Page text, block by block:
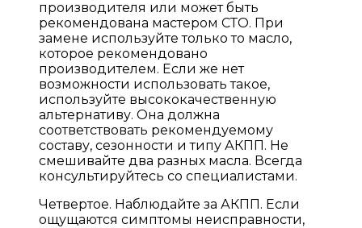
производителя или может быть
рекомендована мастером СТО. При
замене используйте только то масло,
которое рекомендовано
производителем. Если же нет
возможности использовать такое,
используйте высококачественную
альтернативу. Она должна
соответствовать рекомендуемому
составу, сезонности и типу АКПП. Не
смешивайте два разных масла. Всегда
консультируйтесь со специалистами.
Четвертое. Наблюдайте за АКПП. Если
ощущаются симптомы неисправности,